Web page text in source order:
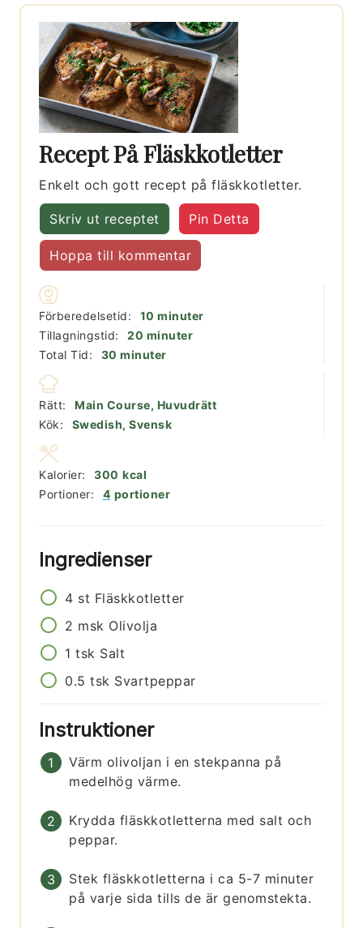
Recept På Fläskkotletter
Enkelt och gott recept på fläskkotletter.
Skriv ut receptet Pin Detta
Hoppa till kommentar
Förberedelsetid: 10 minuter
minuter
Tillagningstid:
20 minuter
minuter
Total Tid:
30 minuter
minuter
Rätt:
Main Course, Huvudrätt
Kök:
Swedish, Svensk
Portioner: 4 portioner
Kalorier: 300 kcal
Ingredienser
4 st Fläskkotletter
2 msk Olivolja
1 tsk Salt
0.5 tsk Svartpeppar
Instruktioner
Värm olivoljan i en stekpanna på
medelhög värme.
Krydda fläskkotletterna med salt och
peppar.
Stek fläskkotletterna i ca 5-7 minuter
på varje sida tills de är genomstekta.